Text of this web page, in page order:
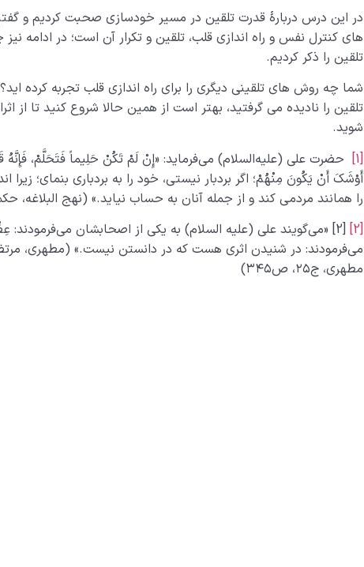
در این درس دربارۀ قدرت تلقین در مسیر خودسازی صحبت کردیم و
های کنترل نفس و راه اندازی قلب، تلقین و تکرار آن است؛ در ادامه نیز
تلقین را ذکر کردیم.
شما چه روش های تلقینی دیگری را برای راه اندازی قلب تجربه کرده اید؟
تلقین را نادیده می گرفتید، بهتر است از همین حالا شروع کنید تا از
شوید.
[1]
حضرت علی (علیه‌السلام) می‌فرماید: «إِنْ لَمْ تَکُنْ حَلِیماً فَتَحَلَّمْ، فَإِنَّهُ
أَوْشَکَ أَنْ یَکُونَ مِنْهُمْ؛ اگر بردبار نیستى، خود را به بردبارى بنماى؛
را همانند مردمى کند و از جمله آنان به حساب نیاید.» (نهج البلاغه،
[2]
[2] «می‌گویند علی (علیه السلام) به یکی از اصحابشان
می‌فرمودند: در شنیدن اثری هست که در دانستن نیست.» (مطهری،
مطهری، ج۲۵، ص۳۴۵)